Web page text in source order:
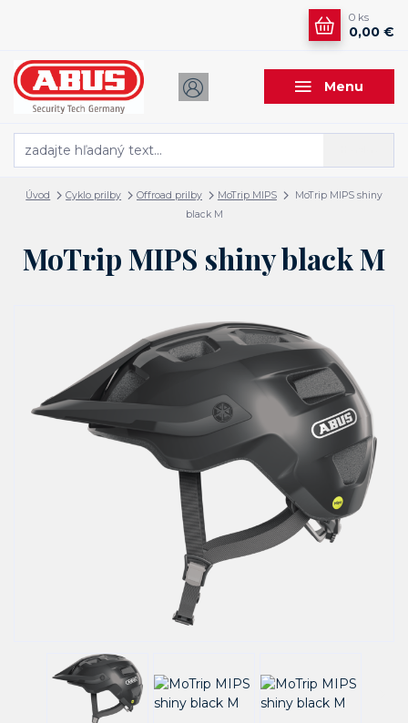
Menu
0 ks
0,00 €
Úvod Cyklo prilby Offroad prilby MoTrip MIPS
MoTrip MIPS shiny
black M
MoTrip MIPS shiny black M